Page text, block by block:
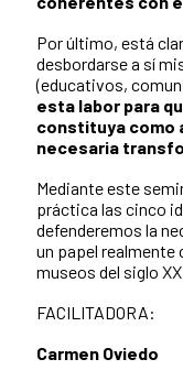
Por último, está
desbordarse a sí
(educativos,
esta labor para
constituya como
necesaria
Mediante este
práctica las cinco
defenderemos la
un papel realmente
museos del siglo
FACILITADORA:
Carmen Oviedo